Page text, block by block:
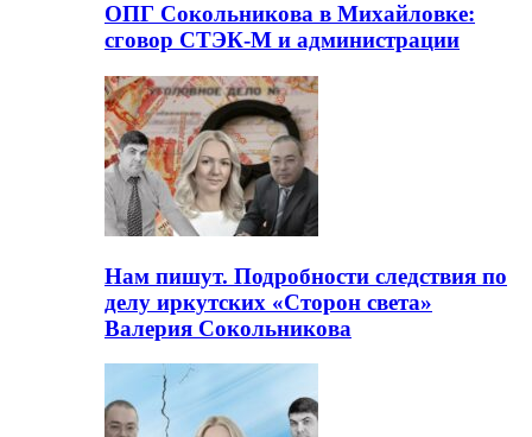
ОПГ Сокольникова в Михайловке:
сговор СТЭК-М и администрации
Нам пишут. Подробности следствия по
делу иркутских «Сторон света»
Валерия Сокольникова